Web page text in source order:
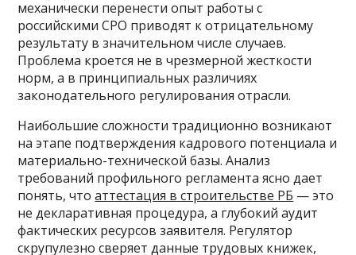
механически перенести опыт работы с
российскими СРО приводят к отрицательному
результату в значительном числе случаев.
Проблема кроется не в чрезмерной жесткости
норм, а в принципиальных различиях
законодательного регулирования отрасли.
Наибольшие сложности традиционно возникают
на этапе подтверждения кадрового потенциала и
материально-технической базы. Анализ
требований профильного регламента ясно дает
понять, чтоаттестация в строительстве РБ — это
не декларативная процедура, а глубокий аудит
фактических ресурсов заявителя. Регулятор
скрупулезно сверяет данные трудовых книжек,